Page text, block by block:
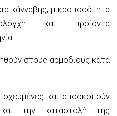
κάνναβης, μικροποσότητα
και προϊόντα
στους αρμόδιους κατά
και αποσκοπούν
την καταστολή της